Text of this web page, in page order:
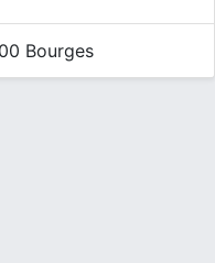
Bourges